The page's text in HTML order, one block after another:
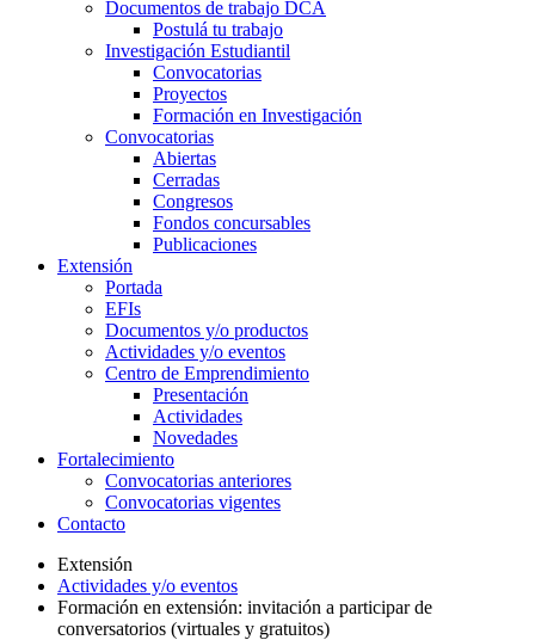
Documentos de trabajo DCA
Postulá tu trabajo
Investigación Estudiantil
Convocatorias
Proyectos
Formación en Investigación
Convocatorias
Abiertas
Cerradas
Congresos
Fondos concursables
Publicaciones
Extensión
Portada
EFIs
Documentos y/o productos
Actividades y/o eventos
Centro de Emprendimiento
Presentación
Actividades
Novedades
Fortalecimiento
Convocatorias anteriores
Convocatorias vigentes
Contacto
Extensión
Actividades y/o eventos
Formación en extensión: invitación a participar de
conversatorios (virtuales y gratuitos)